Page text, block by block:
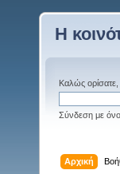
Η
Καλώς ορίσατε,
Σύνδεση με
Αρχική